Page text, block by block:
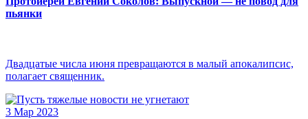
пьянки
Двадцатые числа июня превращаются в малый апокалипсис,
полагает священник.
3 Мар 2023